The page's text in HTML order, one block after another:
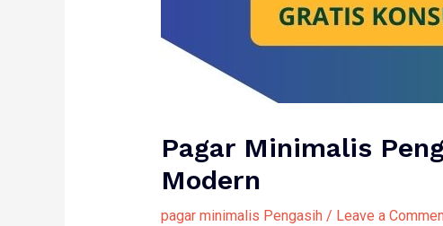
Pagar Minimalis
Modern
pagar minimalis Pengasih/ Leave a